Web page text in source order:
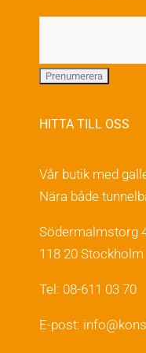
HITTA TILL OSS
Vår butik med
Nära både
Södermalmstorg
118 20 Stockholm
Tel: 08-611 03 70
E-post: